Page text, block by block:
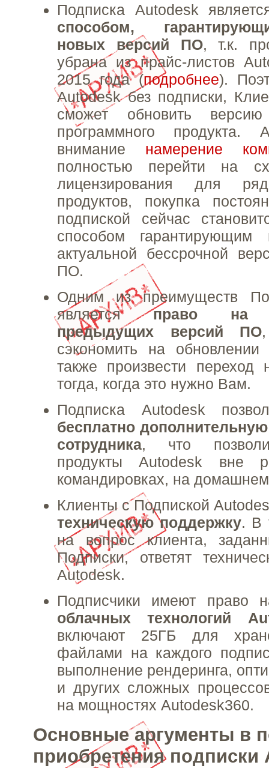
Подписка Autodesk
способом,
новых версий ПО, т.к.
убрана из прайс-листов
2015 года (подробнее).
Autodesk без подписки,
сможет обновить версию
программного
внимание намерение
полностью перейти на
лицензирования для
продуктов, покупка
подпиской сейчас
способом гарантирующим
актуальной бессрочной
ПО.
Одним из преимуществ
являетсяправо на
предыдущих версий ПО
сэкономить на
также произвести
тогда, когда это нужно Вам.
Подписка Autodesk
бесплатно
сотрудника, что
продукты Autodesk вне
командировках, на
Клиенты с Подпиской
техническую поддержку. В
на вопрос клиента,
Подписки, ответят
Autodesk.
Подписчики имеют право
облачных технологий
включают 25ГБ для
файлами на каждого
выполнение рендеринга,
и других сложных
на мощностях Autodesk360.
Основные аргументы в
приобретения подписки